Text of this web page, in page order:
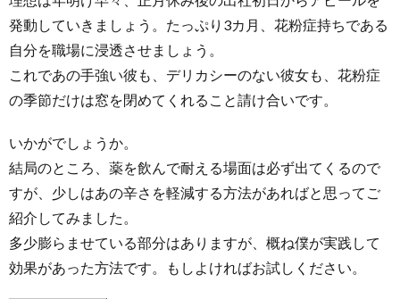
発動していきましょう。たっぷり3カ月、花粉症持ちである
自分を職場に浸透させましょう。
これであの手強い彼も、デリカシーのない彼女も、花粉症
の季節だけは窓を閉めてくれること請け合いです。
いかがでしょうか。
結局のところ、薬を飲んで耐える場面は必ず出てくるので
すが、少しはあの辛さを軽減する方法があればと思ってご
紹介してみました。
多少膨らませている部分はありますが、概ね僕が実践して
効果があった方法です。もしよければお試しください。